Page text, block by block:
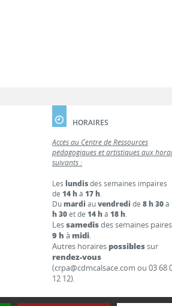
HORAIRES
Accès au Centre de Ressources
pédagogiques et artistiques aux
suivants :
Leslundisdes semaines impaires
de14 hà17 h.
Dumardi auvendredi de8 h 30à
h 30et de14 hà18 h.
Lessamedisdes semaines
9 h à midi.
Autres horaires possiblessur
rendez-vous
(crpa@cdmcalsace.com ou 03 68
12 12).